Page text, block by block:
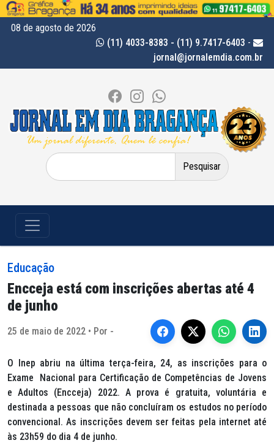
08 de agosto de 2026
(11) 4033-8383 - (11) 9.7417-6403 -
jornal@jornalemdia.com.br
Pesquisar
por:
Educação
Encceja está com inscrições abertas até 4
de junho
25 de maio de 2022 • Por -
O Inep abriu na última terça-feira, 24, as inscrições para o
Exame Nacional para Certificação de Competências de Jovens
e Adultos (Encceja) 2022. A prova é gratuita, voluntária e
destinada a pessoas que não concluíram os estudos no período
convencional. As inscrições devem ser feitas pela internet até
às 23h59 do dia 4 de junho.